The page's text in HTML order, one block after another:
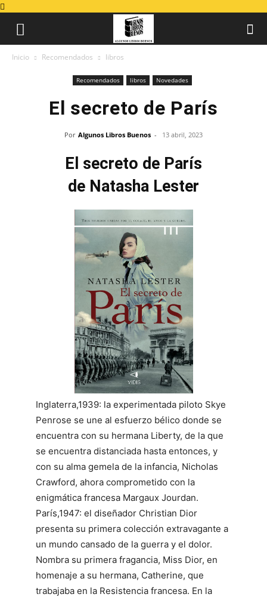
Inicio Recomendados libros
Recomendados libros Novedades
El secreto de París
Por Algunos Libros Buenos - 13 abril, 2023
El secreto de París
de Natasha Lester
Inglaterra,1939: la experimentada piloto Skye
Penrose se une al esfuerzo bélico donde se
encuentra con su hermana Liberty, de la que
se encuentra distanciada hasta entonces, y
con su alma gemela de la infancia, Nicholas
Crawford, ahora comprometido con la
enigmática francesa Margaux Jourdan.
París,1947: el diseñador Christian Dior
presenta su primera colección extravagante a
un mundo cansado de la guerra y el dolor.
Nombra su primera fragancia, Miss Dior, en
homenaje a su hermana, Catherine, que
trabajaba en la Resistencia francesa. En la